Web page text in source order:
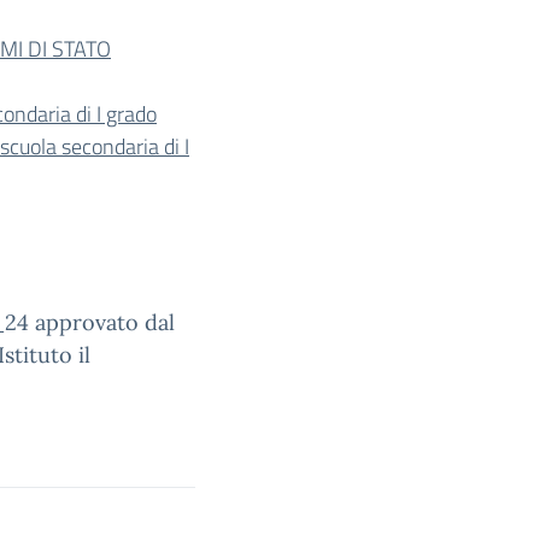
DI STATO
di I grado
secondaria di I
approvato dal
il